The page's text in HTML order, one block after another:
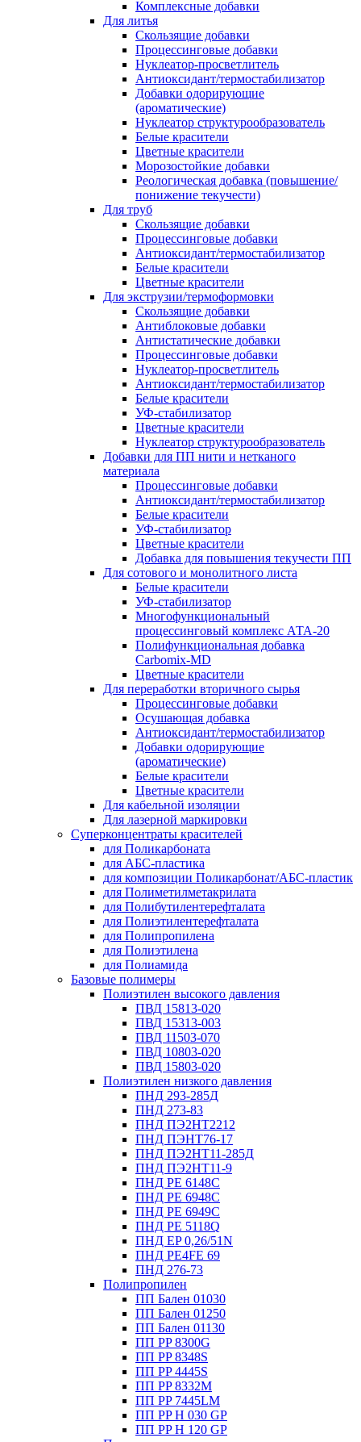
Комплексные добавки
Для литья
Скользящие добавки
Процессинговые добавки
Нуклеатор-просветлитель
Антиоксидант/термостабилизатор
Добавки одорирующие
(ароматические)
Нуклеатор структурообразователь
Белые красители
Цветные красители
Морозостойкие добавки
Реологическая добавка (повышение/
понижение текучести)
Для труб
Скользящие добавки
Процессинговые добавки
Антиоксидант/термостабилизатор
Белые красители
Цветные красители
Для экструзии/термоформовки
Скользящие добавки
Антиблоковые добавки
Антистатические добавки
Процессинговые добавки
Нуклеатор-просветлитель
Антиоксидант/термостабилизатор
Белые красители
УФ-стабилизатор
Цветные красители
Нуклеатор структурообразователь
Добавки для ПП нити и нетканого
материала
Процессинговые добавки
Антиоксидант/термостабилизатор
Белые красители
УФ-стабилизатор
Цветные красители
Добавка для повышения текучести ПП
Для сотового и монолитного листа
Белые красители
УФ-стабилизатор
Многофункциональный
процессинговый комплекс АТА-20
Полифункциональная добавка
Carbomix-MD
Цветные красители
Для переработки вторичного сырья
Процессинговые добавки
Осушающая добавка
Антиоксидант/термостабилизатор
Добавки одорирующие
(ароматические)
Белые красители
Цветные красители
Для кабельной изоляции
Для лазерной маркировки
Суперконцентраты красителей
для Поликарбоната
для АБС-пластика
для композиции Поликарбонат/АБС-пластик
для Полиметилметакрилата
для Полибутилентерефталата
для Полиэтилентерефталата
для Полипропилена
для Полиэтилена
для Полиамида
Базовые полимеры
Полиэтилен высокого давления
ПВД 15813-020
ПВД 15313-003
ПВД 11503-070
ПВД 10803-020
ПВД 15803-020
Полиэтилен низкого давления
ПНД 293-285Д
ПНД 273-83
ПНД ПЭ2НТ2212
ПНД ПЭНТ76-17
ПНД ПЭ2НТ11-285Д
ПНД ПЭ2НТ11-9
ПНД PE 6148C
ПНД PE 6948C
ПНД PE 6949C
ПНД PE 5118Q
ПНД EP 0,26/51N
ПНД PE4FE 69
ПНД 276-73
Полипропилен
ПП Бален 01030
ПП Бален 01250
ПП Бален 01130
ПП PP 8300G
ПП PP 8348S
ПП PP 4445S
ПП PP 8332M
ПП PP 7445LM
ПП PP H 030 GP
ПП PP H 120 GP